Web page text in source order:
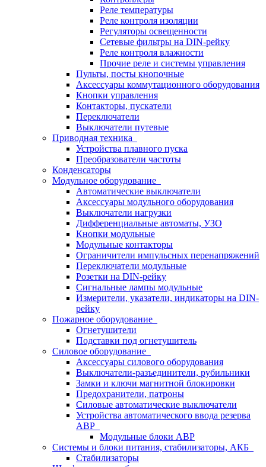
Реле температуры
Реле контроля изоляции
Регуляторы освещенности
Сетевые фильтры на DIN-рейку
Реле контроля влажности
Прочие реле и системы управления
Пульты, посты кнопочные
Аксессуары коммутационного оборудования
Кнопки управления
Контакторы, пускатели
Переключатели
Выключатели путевые
Приводная техника
Устройства плавного пуска
Преобразователи частоты
Конденсаторы
Модульное оборудование
Автоматические выключатели
Аксессуары модульного оборудования
Выключатели нагрузки
Дифференциальные автоматы, УЗО
Кнопки модульные
Модульные контакторы
Ограничители импульсных перенапряжений
Переключатели модульные
Розетки на DIN-рейку
Сигнальные лампы модульные
Измерители, указатели, индикаторы на DIN-
рейку
Пожарное оборудование
Огнетушители
Подставки под огнетушитель
Силовое оборудование
Аксессуары силового оборудования
Выключатели-разъединители, рубильники
Замки и ключи магнитной блокировки
Предохранители, патроны
Силовые автоматические выключатели
Устройства автоматического ввода резерва
АВР
Модульные блоки АВР
Системы и блоки питания, стабилизаторы, АКБ
Стабилизаторы